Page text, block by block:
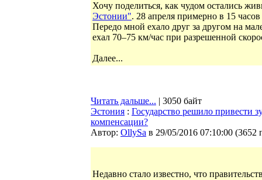
Хочу поделиться, как чудом остались
Эстонии". 28 апреля примерно в 15
Передо мной ехало друг за другом на
ехал 70–75 км/час при разрешенной
Далее...
Читать дальше... | 3050 байт
Эстония : Государство решило привести
компенсации?
Автор: OllySa в 29/05/2016 07:10:00 (3652
Недавно стало известно, что